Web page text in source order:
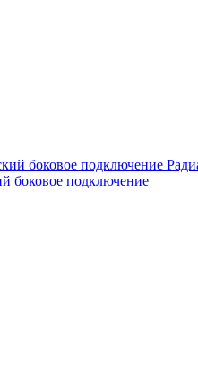
боковое подключение